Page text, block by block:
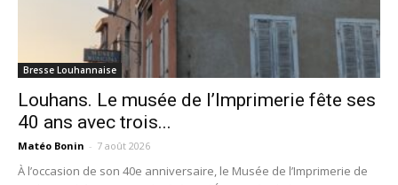
Bresse Louhannaise
Louhans. Le musée de l’Imprimerie fête ses
40 ans avec trois...
Matéo Bonin - 7 août 2026
À l’occasion de son 40e anniversaire, le Musée de l’Imprimerie de